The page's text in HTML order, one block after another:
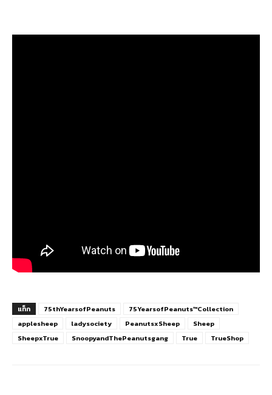
แท็ก 75thYearsofPeanuts
75YearsofPeanuts™Collection
applesheep
ladysociety PeanutsxSheep
Sheep
SheepxTrue
SnoopyandThePeanutsgang True TrueShop